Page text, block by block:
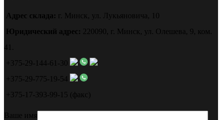
Адрес склада:
г. Минск, ул. Лукьяновича, 10
Юридический адрес:
220090, г. Минск, ул. Олешева, 9, ком.
41.
+375-29-144-61-30
+375-29-775-19-54
+375-17-393-99-15 (факс)
Ваше имя